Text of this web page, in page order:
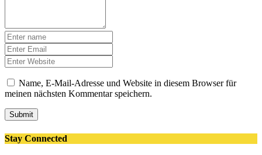
Name, E-Mail-Adresse und Website in diesem Browser für
meinen nächsten Kommentar speichern.
Submit
Stay Connected